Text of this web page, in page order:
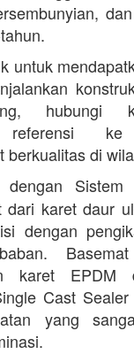
untuk
hubungi
referensi ke
berkualitas di
dengan
dari karet daur
dengan
karet EPDM
Cast
yang